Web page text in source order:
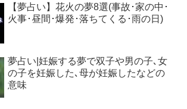
【夢占い】花火の夢8選(事故･家の中･
火事･昼間･爆発･落ちてくる･雨の日)
夢占い|妊娠する夢で双子や男の子､女
の子を妊娠した､母が妊娠したなどの
意味